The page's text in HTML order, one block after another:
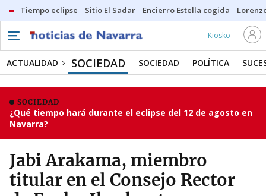
Tiempo eclipse Sitio El Sadar Encierro Estella cogida
Kiosko
ACTUALIDAD SOCIEDAD SOCIEDAD POLÍTICA
SOCIEDAD
¿Qué tiempo hará durante el eclipse del 12 de agosto en
Navarra?
Jabi Arakama, miembro
titular en el Consejo Rector